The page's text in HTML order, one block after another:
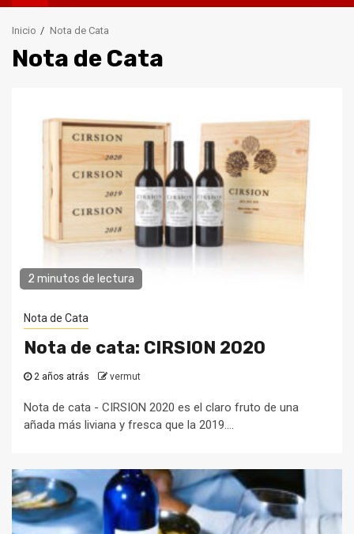
principal
Inicio Nota de Cata
Nota de Cata
2 minutos de lectura
Nota de Cata
Nota de cata: CIRSION 2020
2 años atrás vermut
Nota de cata - CIRSION 2020 es el claro fruto de una
añada más liviana y fresca que la 2019....